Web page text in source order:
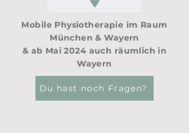
Mobile Physiotherapie im Raum
München & Wayern
& ab Mai 2024 auch räumlich in
Wayern
Du hast noch Fragen?